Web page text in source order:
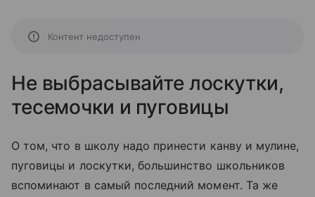
Контент недоступен
Не выбрасывайте лоскутки,
тесемочки и пуговицы
О том, что в школу надо принести канву и мулине,
пуговицы и лоскутки, большинство школьников
вспоминают в самый последний момент. Та же